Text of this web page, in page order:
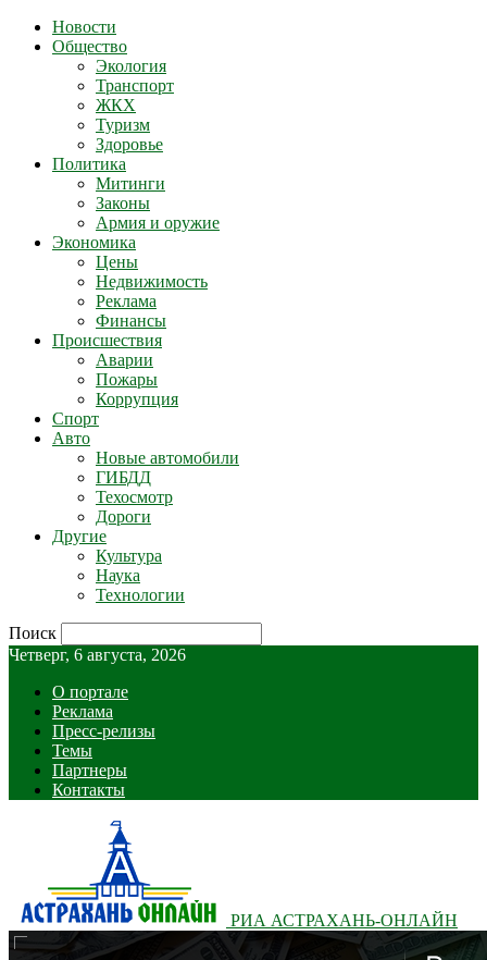
Новости
Общество
Экология
Транспорт
ЖКХ
Туризм
Здоровье
Политика
Митинги
Законы
Армия и оружие
Экономика
Цены
Недвижимость
Реклама
Финансы
Происшествия
Аварии
Пожары
Коррупция
Спорт
Авто
Новые автомобили
ГИБДД
Техосмотр
Дороги
Другие
Культура
Наука
Технологии
Поиск
Четверг, 6 августа, 2026
О портале
Реклама
Пресс-релизы
Темы
Партнеры
Контакты
РИА АСТРАХАНЬ-ОНЛАЙН